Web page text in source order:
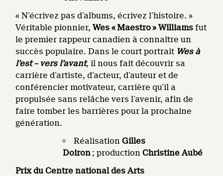
« N’écrivez pas d’albums, écrivez l’histoire. »
Véritable pionnier,Wes « Maestro » Williams fut
le premier rappeur canadien à connaître un
succès populaire. Dans le court portrait Wes à
l’est – vers l’avant, il nous fait découvrir sa
carrière d’artiste, d’acteur, d’auteur et de
conférencier motivateur, carrière qu’il a
propulsée sans relâche vers l’avenir, afin de
faire tomber les barrières pour la prochaine
génération.
Réalisation Gilles
Doiron ; productionChristine Aubé
Prix du Centre national des Arts